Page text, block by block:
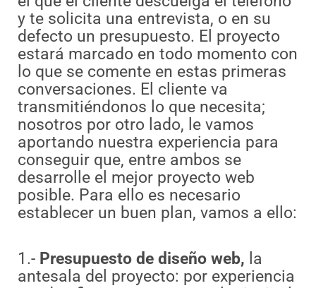
y te solicita una entrevista, o en su
defecto un presupuesto. El proyecto
estará marcado en todo momento con
lo que se comente en estas primeras
conversaciones. El cliente va
transmitiéndonos lo que necesita;
nosotros por otro lado, le vamos
aportando nuestra experiencia para
conseguir que, entre ambos se
desarrolle el mejor proyecto web
posible. Para ello es necesario
establecer un buen plan, vamos a ello:
1.- Presupuesto de diseño web, la
antesala del proyecto: por experiencia